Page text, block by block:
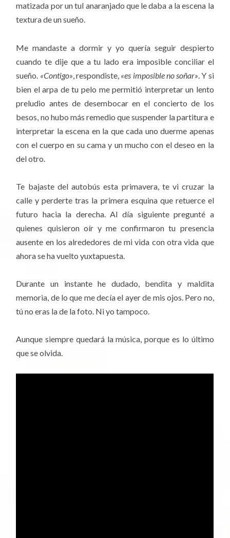
matizada por un tul anaranjado que le daba a la escena la
textura de un sueño.
Me mandaste a dormir y yo quería seguir despierto
cuando te dije que a tu lado era imposible conciliar el
sueño. «Contigo» , respondiste, «es imposible no soñar» . Y si
bien el arpa de tu pelo me permitió interpretar un lento
preludio antes de desembocar en el concierto de los
besos, no hubo más remedio que suspender la partitura e
interpretar la escena en la que cada uno duerme apenas
con el cuerpo en su cama y un mucho con el deseo en la
del otro.
Te bajaste del autobús esta primavera, te vi cruzar la
calle y perderte tras la primera esquina que retuerce el
futuro hacia la derecha. Al día siguiente pregunté a
quienes quisieron oír y me confirmaron tu presencia
ausente en los alrededores de mi vida con otra vida que
ahora se ha vuelto yuxtapuesta.
Durante un instante he dudado, bendita y maldita
memoria, de lo que me decía el ayer de mis ojos. Pero no,
tú no eras la de la foto. Ni yo tampoco.
Aunque siempre quedará la música, porque es lo último
que se olvida.